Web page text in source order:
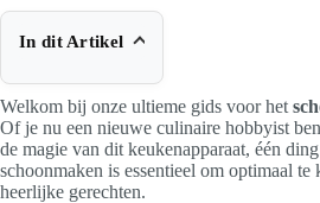
In dit Artikel
Welkom bij onze ultieme gids voor het
Of je nu een nieuwe culinaire hobbyist
de magie van dit keukenapparaat, één
schoonmaken is essentieel om optimaal
heerlijke gerechten.